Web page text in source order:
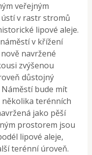
veřejným
v rastr stromů
lipové aleje.
v křížení
navržené
zvýšenou
důstojný
bude mít
několika terénních
jako pěší
prostorem jsou
lipové aleje,
terénní úroveň.